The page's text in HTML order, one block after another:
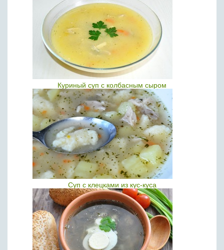
Куриный суп с колбасным сыром
Суп с клецками из кус-куса